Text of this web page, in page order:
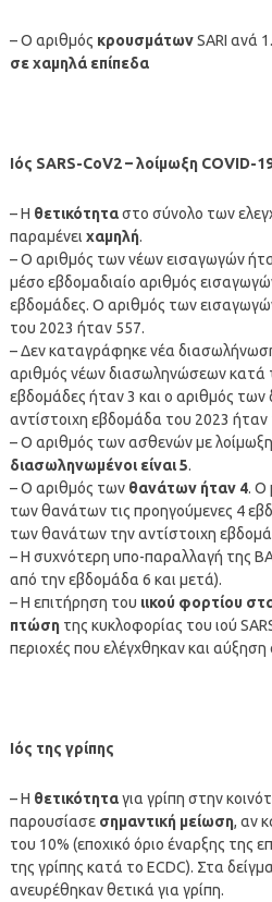
– Ο αριθμός κρουσμάτωνSARI ανά
σε χαμηλά επίπεδα
Ιός SARS-CoV2 – λοίμωξη COVID-
– Η θετικότηταστο σύνολο των
παραμένει χαμηλή.
– Ο αριθμός των νέων εισαγωγών
μέσο εβδομαδιαίο αριθμός
εβδομάδες. Ο αριθμός των
του 2023 ήταν 557.
– Δεν καταγράφηκε νέα
αριθμός νέων διασωληνώσεων κατά
εβδομάδες ήταν 3 και ο αριθμός
αντίστοιχη εβδομάδα του 2023 ήταν
– Ο αριθμός των ασθενών με
διασωληνωμένοι είναι 5.
– Ο αριθμός των θανάτων ήταν 4. Ο
των θανάτων τις προηγούμενες 4
των θανάτων την αντίστοιχη
– Η συχνότερη υπο-παραλλαγή της
από την εβδομάδα 6 και μετά).
– Η επιτήρηση του ιικού φορτίου
πτώσητης κυκλοφορίας του ιού
περιοχές που ελέγχθηκαν και αύξηση
Ιός της γρίπης
– Η θετικότηταγια γρίπη στην
παρουσίασε σημαντική μείωση, αν
του 10% (εποχικό όριο έναρξης της
της γρίπης κατά το ECDC). Στα
ανευρέθηκαν θετικά για γρίπη.